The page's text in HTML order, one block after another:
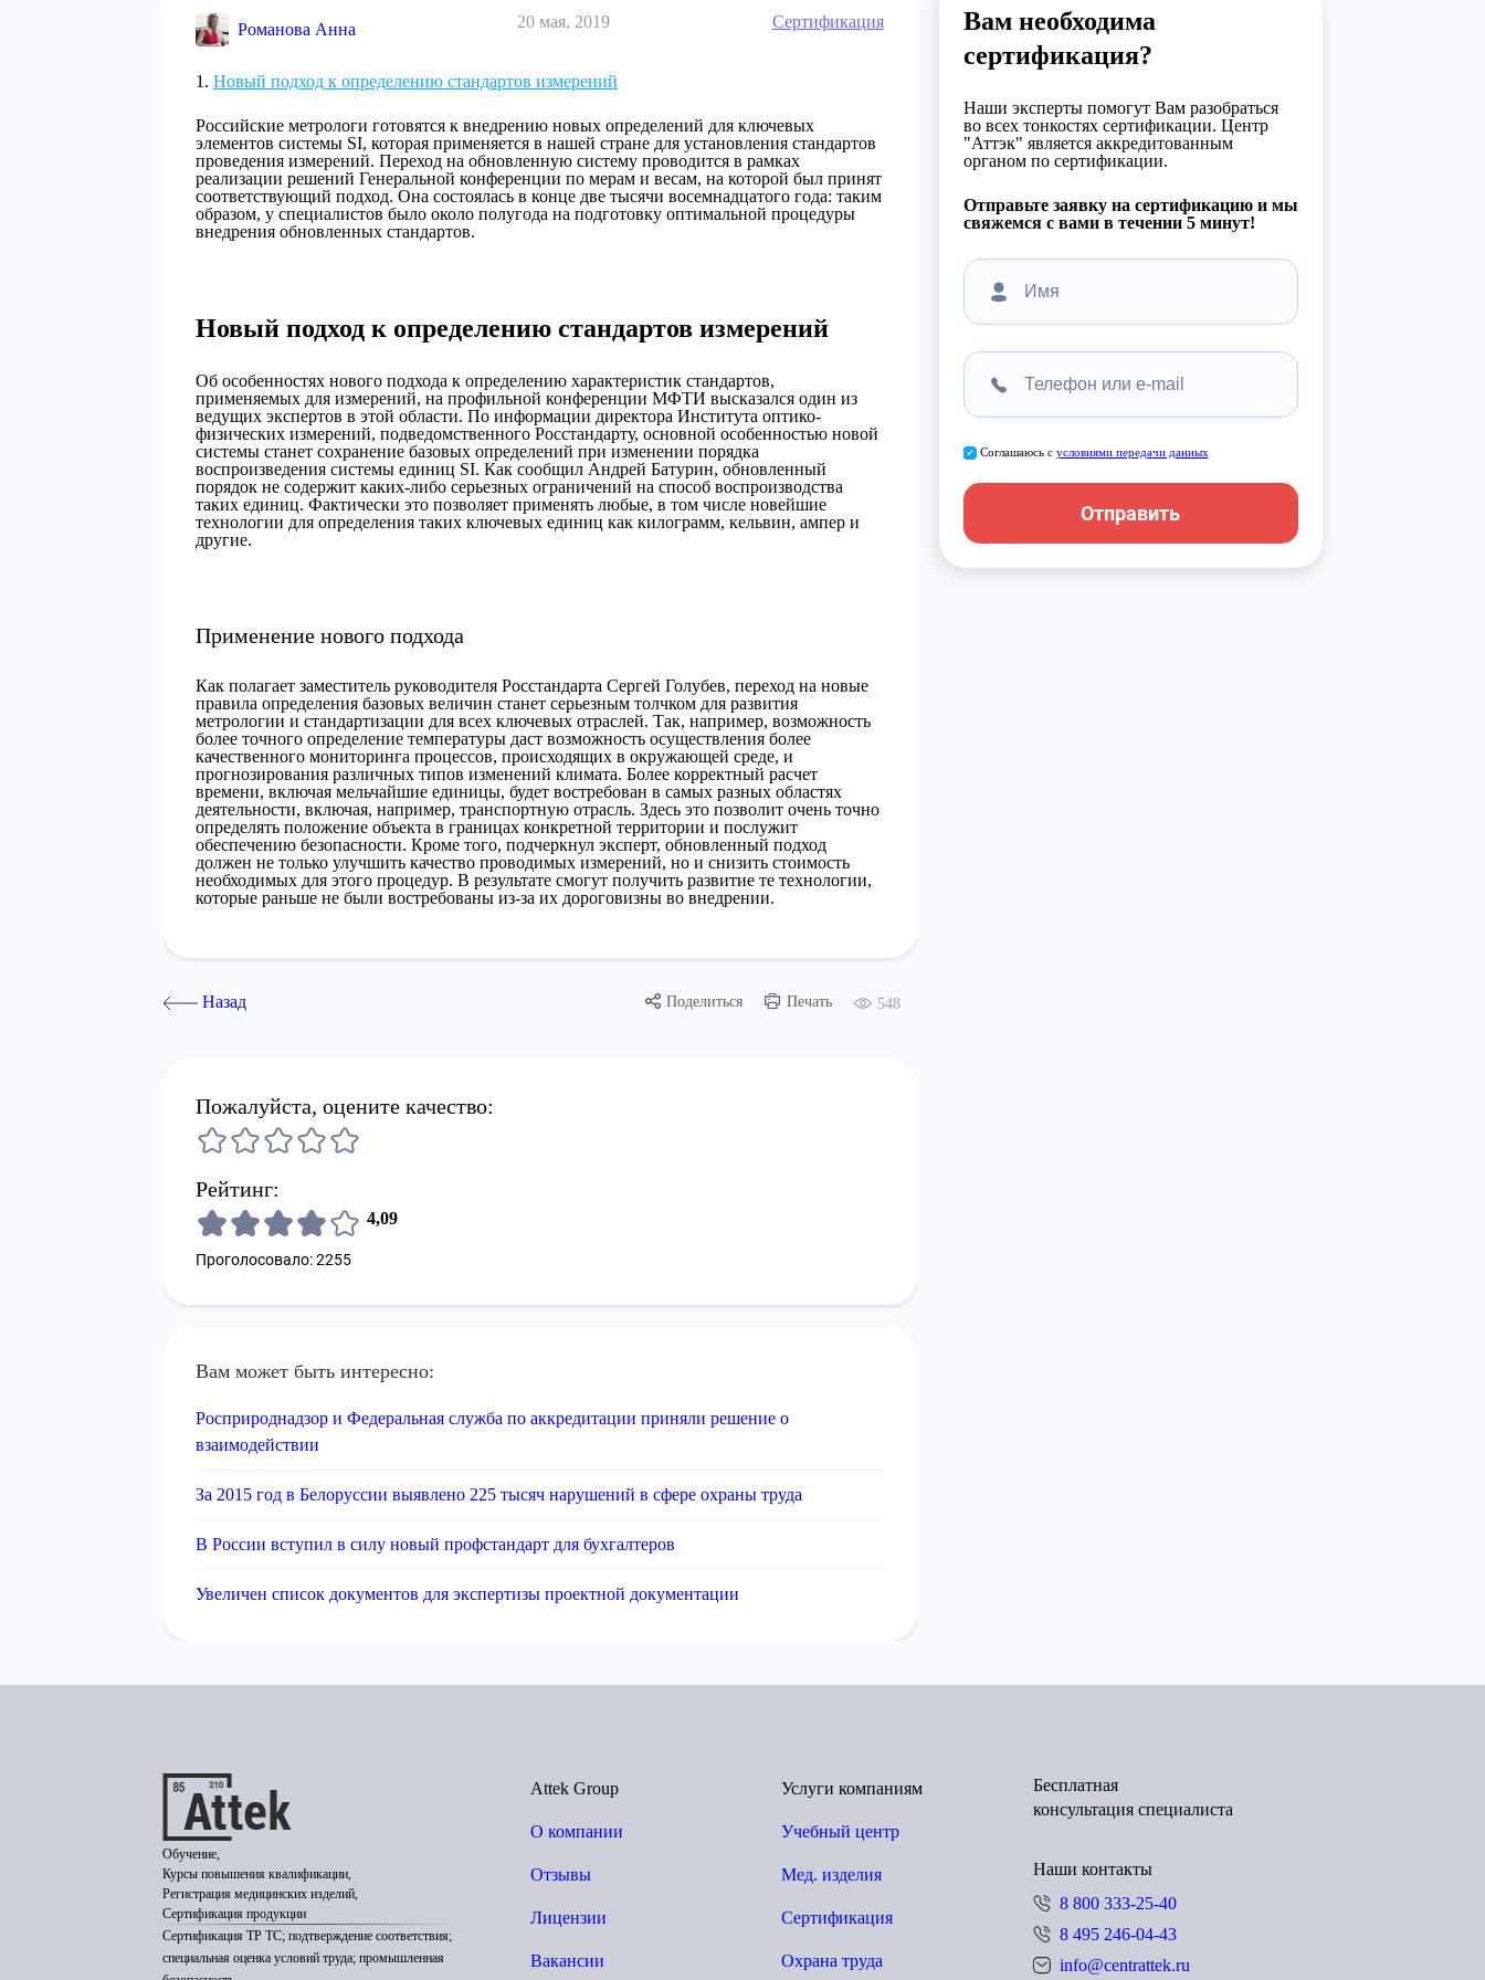
Романова Анна 20 мая, 2019 Сертификация
Новый подход к определению стандартов измерений
Российские метрологи готовятся к внедрению новых определений для ключевых
элементов системы SI, которая применяется в нашей стране для установления стандартов
проведения измерений. Переход на обновленную систему проводится в рамках
реализации решений Генеральной конференции по мерам и весам, на которой был принят
соответствующий подход. Она состоялась в конце две тысячи восемнадцатого года: таким
образом, у специалистов было около полугода на подготовку оптимальной процедуры
внедрения обновленных стандартов.
Новый подход к определению стандартов измерений
Об особенностях нового подхода к определению характеристик стандартов,
применяемых для измерений, на профильной конференции МФТИ высказался один из
ведущих экспертов в этой области. По информации директора Института оптико-
физических измерений, подведомственного Росстандарту, основной особенностью новой
системы станет сохранение базовых определений при изменении порядка
воспроизведения системы единиц SI. Как сообщил Андрей Батурин, обновленный
порядок не содержит каких-либо серьезных ограничений на способ воспроизводства
таких единиц. Фактически это позволяет применять любые, в том числе новейшие
технологии для определения таких ключевых единиц как килограмм, кельвин, ампер и
другие.
Применение нового подхода
Как полагает заместитель руководителя Росстандарта Сергей Голубев, переход на новые
правила определения базовых величин станет серьезным толчком для развития
метрологии и стандартизации для всех ключевых отраслей. Так, например, возможность
более точного определение температуры даст возможность осуществления более
качественного мониторинга процессов, происходящих в окружающей среде, и
прогнозирования различных типов изменений климата. Более корректный расчет
времени, включая мельчайшие единицы, будет востребован в самых разных областях
деятельности, включая, например, транспортную отрасль. Здесь это позволит очень точно
определять положение объекта в границах конкретной территории и послужит
обеспечению безопасности. Кроме того, подчеркнул эксперт, обновленный подход
должен не только улучшить качество проводимых измерений, но и снизить стоимость
необходимых для этого процедур. В результате смогут получить развитие те технологии,
которые раньше не были востребованы из-за их дороговизны во внедрении.
Назад Поделиться Печать 548
Пожалуйста, оцените качество:
Рейтинг:
4,09
Проголосовало: 2255
Вам может быть интересно:
Росприроднадзор и Федеральная служба по аккредитации приняли решение о
взаимодействии
За 2015 год в Белоруссии выявлено 225 тысяч нарушений в сфере охраны труда
В России вступил в силу новый профстандарт для бухгалтеров
Увеличен список документов для экспертизы проектной документации
Вам необходима
сертификация?
Наши эксперты помогут Вам разобраться
во всех тонкостях сертификации. Центр
"Аттэк" является аккредитованным
органом по сертификации.
Отправьте заявку на сертификацию и мы
свяжемся с вами в течении 5 минут!
Соглашаюсь с условиями передачи данных
Отправить
Обучение,
Курсы повышения квалификации,
Регистрация медицинских изделий,
Сертификация продукции
Сертификация ТР ТС; подтверждение соответствия;
специальная оценка условий труда; промышленная
Attek Group
О компании
Отзывы
Лицензии
Вакансии
Услуги компаниям
Учебный центр
Мед. изделия
Сертификация
Охрана труда
Бесплатная
консультация специалиста
Наши контакты
8 800 333-25-40
8 495 246-04-43
info@centrattek.ru